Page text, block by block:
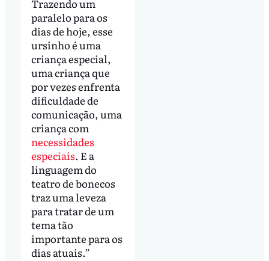
Trazendo um
paralelo para os
dias de hoje, esse
ursinho é uma
criança especial,
uma criança que
por vezes enfrenta
dificuldade de
comunicação, uma
criança com
necessidades
especiais. E a
linguagem do
teatro de bonecos
traz uma leveza
para tratar de um
tema tão
importante para os
dias atuais.”